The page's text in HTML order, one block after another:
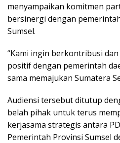
menyampaikan komitmen
bersinergi dengan
Sumsel.
“Kami ingin berkontribusi
positif dengan pemerintah
sama memajukan Sumatera
Audiensi tersebut ditutup
belah pihak untuk terus
kerjasama strategis antara
Pemerintah Provinsi Sumsel